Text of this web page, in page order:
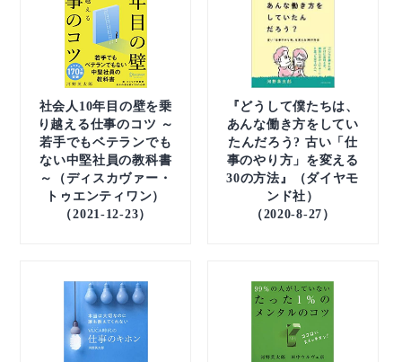
社会人10年目の壁を乗
り越える仕事のコツ ～
若手でもベテランでも
ない中堅社員の教科書
～（ディスカヴァー・
トゥエンティワン）
（2021-12-23）
『どうして僕たちは、
あんな働き方をしてい
たんだろう? 古い「仕
事のやり方」を変える
30の方法』（ダイヤモ
ンド社）
（2020-8-27）